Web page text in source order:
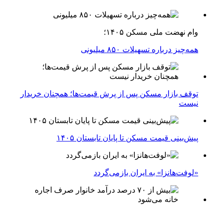
وام نهضت ملی مسکن ۱۴۰۵؛
همه‌چیز درباره تسهیلات ۸۵۰ میلیونی
توقف بازار مسکن پس از پرش قیمت‌ها؛ همچنان خریدار
نیست
پیش‌بینی قیمت مسکن تا پایان تابستان ۱۴۰۵
«لوفت‌هانزا» به ایران بازمی‌گردد